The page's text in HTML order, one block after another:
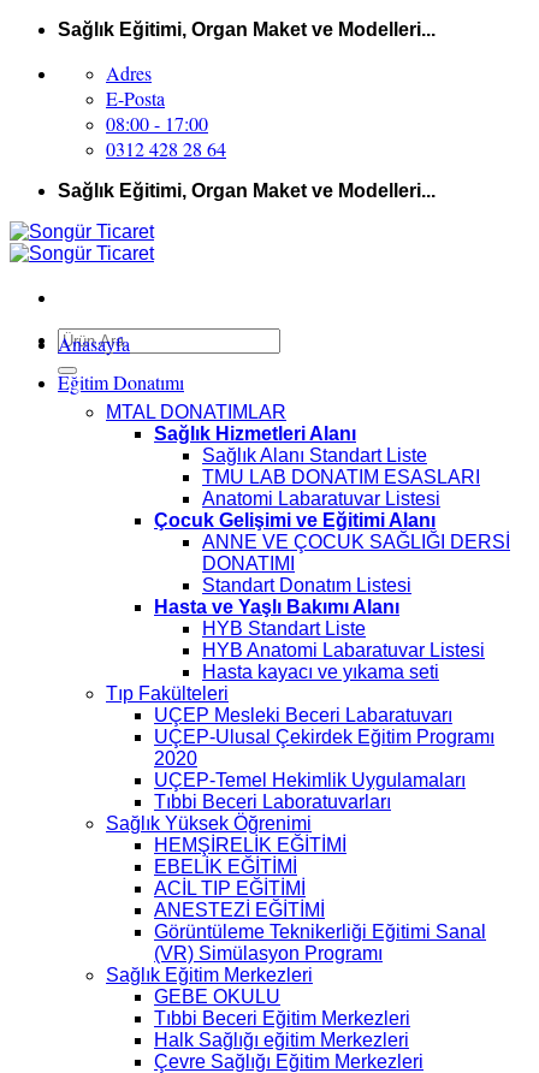
İçeriğeSağlık Eğitimi, Organ Maket ve Modelleri...
Adres
E-Posta
08:00 - 17:00
0312 428 28 64
Sağlık Eğitimi, Organ Maket ve Modelleri...
Ara:
Anasayfa
Eğitim Donatımı
MTAL DONATIMLAR
Sağlık Hizmetleri Alanı
Sağlık Alanı Standart Liste
TMU LAB DONATIM ESASLARI
Anatomi Labaratuvar Listesi
Çocuk Gelişimi ve Eğitimi Alanı
ANNE VE ÇOCUK SAĞLIĞI DERSİ
DONATIMI
Standart Donatım Listesi
Hasta ve Yaşlı Bakımı Alanı
HYB Standart Liste
HYB Anatomi Labaratuvar Listesi
Hasta kayacı ve yıkama seti
Tıp Fakülteleri
UÇEP Mesleki Beceri Labaratuvarı
UÇEP-Ulusal Çekirdek Eğitim Programı
2020
UÇEP-Temel Hekimlik Uygulamaları
Tıbbi Beceri Laboratuvarları
Sağlık Yüksek Öğrenimi
HEMŞİRELİK EĞİTİMİ
EBELİK EĞİTİMİ
ACİL TIP EĞİTİMİ
ANESTEZİ EĞİTİMİ
Görüntüleme Teknikerliği Eğitimi Sanal
(VR) Simülasyon Programı
Sağlık Eğitim Merkezleri
GEBE OKULU
Tıbbi Beceri Eğitim Merkezleri
Halk Sağlığı eğitim Merkezleri
Çevre Sağlığı Eğitim Merkezleri